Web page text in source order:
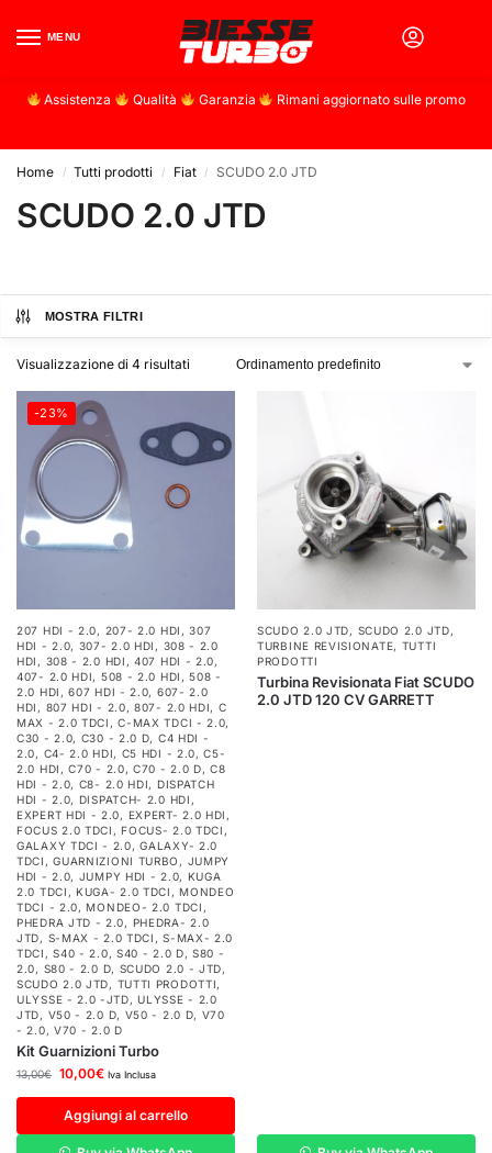
MENU
Assistenza Qualità Garanzia Rimani aggiornato sulle promo
Home / Tutti prodotti / Fiat / SCUDO 2.0 JTD
SCUDO 2.0 JTD
MOSTRA FILTRI
Visualizzazione di 4 risultati
-23%
207 HDI - 2.0, 207- 2.0 HDI ,307
HDI - 2.0, 307- 2.0 HDI , 308 - 2.0
HDI , 308 - 2.0 HDI ,407 HDI - 2.0,
407- 2.0 HDI, 508 - 2.0 HDI ,508 -
2.0 HDI ,607 HDI - 2.0, 607- 2.0
HDI , 807 HDI - 2.0,807- 2.0 HDI, C
MAX - 2.0 TDCI ,C-MAX TDCI - 2.0,
C30 - 2.0, C30 - 2.0 D, C4 HDI -
2.0, C4- 2.0 HDI, C5 HDI - 2.0,C5-
2.0 HDI ,C70 - 2.0,C70 - 2.0 D,C8
HDI - 2.0, C8- 2.0 HDI, DISPATCH
HDI - 2.0, DISPATCH- 2.0 HDI ,
EXPERT HDI - 2.0, EXPERT- 2.0 HDI ,
FOCUS 2.0 TDCI ,FOCUS- 2.0 TDCI ,
GALAXY TDCI - 2.0,GALAXY- 2.0
TDCI ,GUARNIZIONI TURBO , JUMPY
HDI - 2.0, JUMPY HDI - 2.0, KUGA
2.0 TDCI ,KUGA- 2.0 TDCI ,MONDEO
TDCI - 2.0,MONDEO- 2.0 TDCI ,
PHEDRA JTD - 2.0, PHEDRA- 2.0
JTD, S-MAX - 2.0 TDCI ,S-MAX- 2.0
TDCI ,S40 - 2.0, S40 - 2.0 D,S80 -
2.0, S80 - 2.0 D, SCUDO 2.0 - JTD,
SCUDO 2.0 JTD, TUTTI PRODOTTI,
ULYSSE - 2.0 -JTD,ULYSSE - 2.0
JTD, V50 - 2.0 D, V50 - 2.0 D, V70
- 2.0, V70 - 2.0 D
Kit Guarnizioni Turbo
13,00€ 10,00€ Iva Inclusa
Aggiungi al carrello
SCUDO 2.0 JTD, SCUDO 2.0 JTD,
TURBINE REVISIONATE, TUTTI
PRODOTTI
Turbina Revisionata Fiat SCUDO
2.0 JTD 120 CV GARRETT